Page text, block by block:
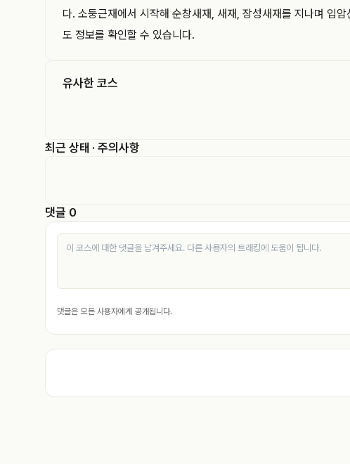
다. 소둥근재에서 시작해 순창새재, 새재, 장성새재를 지나며 입
도 정보를 확인할 수 있습니다.
유사한 코스
최근 상태 · 주의사항
댓글 0
댓글은 모든 사용자에게 공개됩니다.